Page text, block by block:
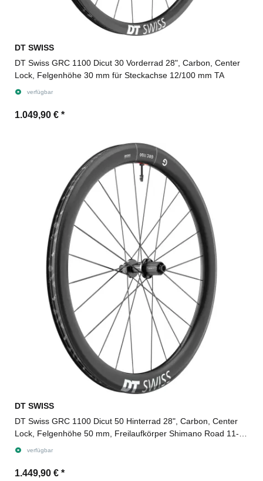
DT SWISS
DT Swiss GRC 1100 Dicut 30 Vorderrad 28", Carbon, Center
Lock, Felgenhöhe 30 mm für Steckachse 12/100 mm TA
verfügbar
1.049,90 € *
DT SWISS
DT Swiss GRC 1100 Dicut 50 Hinterrad 28", Carbon, Center
Lock, Felgenhöhe 50 mm, Freilaufkörper Shimano Road 11-
fach für Steckachse 12/142 mm TA, Ratchet EXP
verfügbar
1.449,90 € *